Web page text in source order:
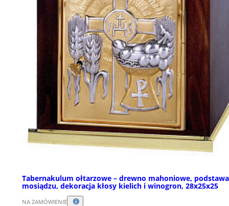
Tabernakulum ołtarzowe – drewno mahoniowe,
mosiądzu, dekoracja kłosy kielich i winogron, 28x25x25
NA ZAMÓWIENIE